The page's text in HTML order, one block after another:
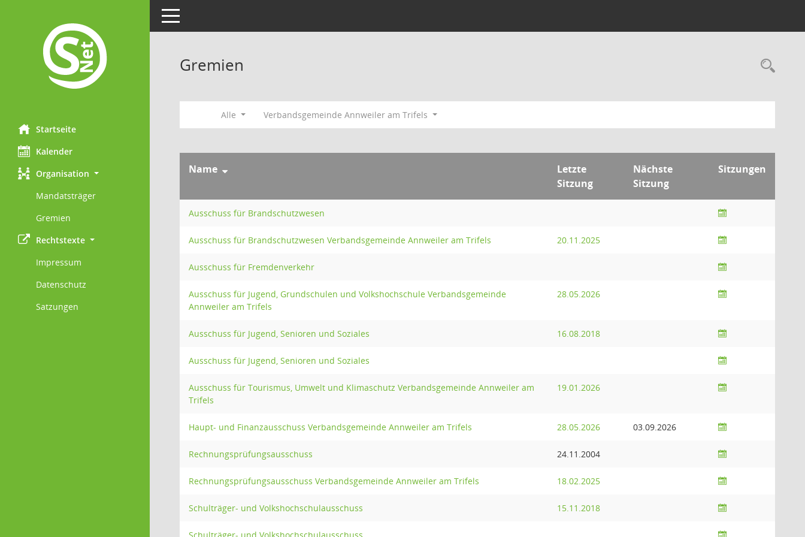
Startseite
Kalender
Organisation
Mandatsträger
Gremien
Rechtstexte
Impressum
Datenschutz
Satzungen
Toggle navigation
Gremien
Alle Verbandsgemeinde Annweiler am Trifels
Name
Letzte
Sitzung
Nächste
Sitzung
Sitzungen
Ausschuss für Brandschutzwesen
Ausschuss für Brandschutzwesen Verbandsgemeinde Annweiler am Trifels 20.11.2025
Ausschuss für Fremdenverkehr
Ausschuss für Jugend, Grundschulen und Volkshochschule Verbandsgemeinde
Annweiler am Trifels
28.05.2026
Ausschuss für Jugend, Senioren und Soziales 16.08.2018
Ausschuss für Jugend, Senioren und Soziales
Ausschuss für Tourismus, Umwelt und Klimaschutz Verbandsgemeinde Annweiler am
Trifels
19.01.2026
Haupt- und Finanzausschuss Verbandsgemeinde Annweiler am Trifels 28.05.2026 03.09.2026
Rechnungsprüfungsausschuss 24.11.2004
Rechnungsprüfungsausschuss Verbandsgemeinde Annweiler am Trifels 18.02.2025
Schulträger- und Volkshochschulausschuss 15.11.2018